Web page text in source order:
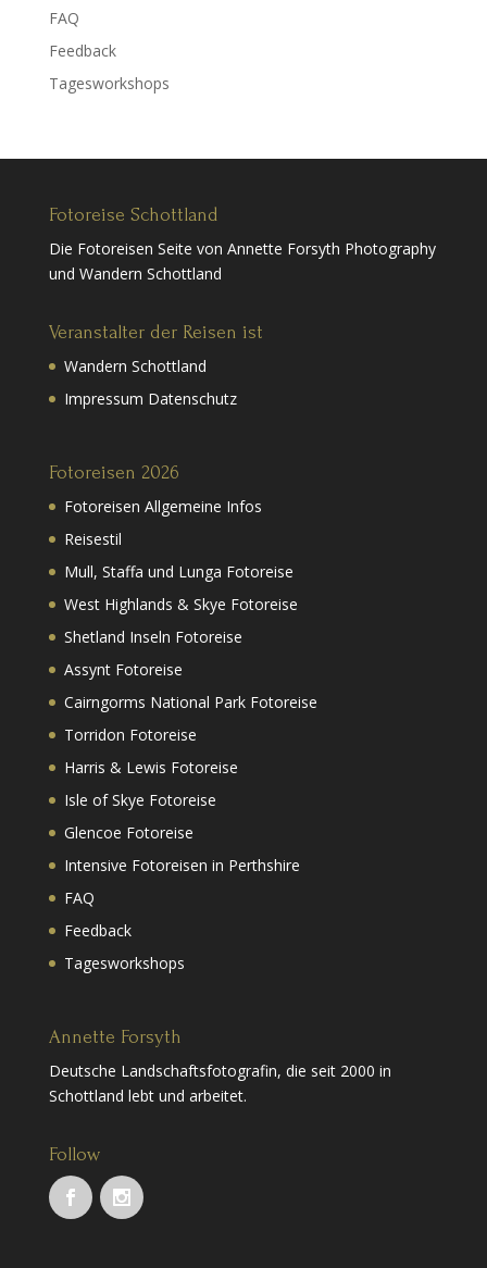
FAQ
Feedback
Tagesworkshops
Fotoreise Schottland
Die Fotoreisen Seite von Annette Forsyth Photography
und Wandern Schottland
Veranstalter der Reisen ist
Wandern Schottland
Impressum Datenschutz
Fotoreisen 2026
Fotoreisen Allgemeine Infos
Reisestil
Mull, Staffa und Lunga Fotoreise
West Highlands & Skye Fotoreise
Shetland Inseln Fotoreise
Assynt Fotoreise
Cairngorms National Park Fotoreise
Torridon Fotoreise
Harris & Lewis Fotoreise
Isle of Skye Fotoreise
Glencoe Fotoreise
Intensive Fotoreisen in Perthshire
FAQ
Feedback
Tagesworkshops
Annette Forsyth
Deutsche Landschaftsfotografin, die seit 2000 in
Schottland lebt und arbeitet.
Follow